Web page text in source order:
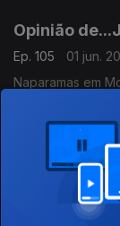
Opinião
Ep. 105
01 jun.
Naparamas em
Opinião
Ep. 104
29 mai.
"O que esperar
Legislativas em